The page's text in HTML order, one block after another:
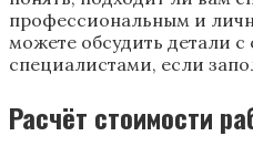
профессиональным и
можете обсудить детали
специалистами, если
Расчёт стоимости